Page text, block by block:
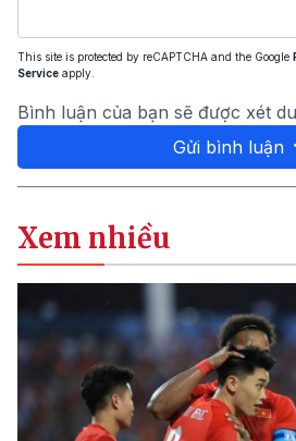
This site is protected by reCAPTCHA and the Google
Service apply.
Bình luận của bạn sẽ được xét
Gửi bình luận
Xem nhiều